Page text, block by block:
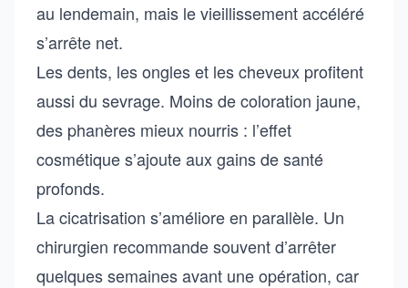
au lendemain, mais le vieillissement accéléré
s’arrête net.
Les dents, les ongles et les cheveux profitent
aussi du sevrage. Moins de coloration jaune,
des phanères mieux nourris : l’effet
cosmétique s’ajoute aux gains de santé
profonds.
La cicatrisation s’améliore en parallèle. Un
chirurgien recommande souvent d’arrêter
quelques semaines avant une opération, car